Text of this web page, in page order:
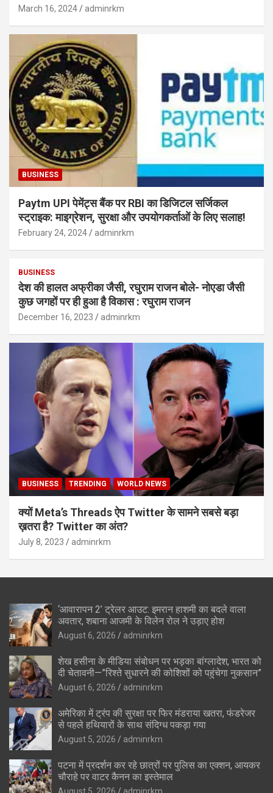
March 16, 2024 adminrkm
BUSINESS
Paytm UPI पेमेंट्स बैंक पर RBI का डिजिटल सर्जिकल
स्ट्राइक: माइग्रेशन, सुरक्षा और उपयोगकर्ताओं के लिए सलाह!
February 24, 2024 adminrkm
BUSINESS
देश की हालत अफ्रीका जैसी, रघुराम राजन बोले- नोएडा जैसी
कुछ जगहों पर ही हुआ है विकास : रघुराम राजन
December 16, 2023 adminrkm
BUSINESS TRENDING WORLD NEWS
क्यों Meta’s Threads ऐप Twitter के सामने सबसे बड़ा
ख़तरा है? Twitter का अंत?
July 8, 2023 adminrkm
‘आवारापन 2’ ट्रेलर आउट: इमरान हाशमी का बदले वाला
अवतार, शबाना आजमी के विलेन रोल ने उड़ाए होश
August 6, 2026 adminrkm
शेख हसीना के मीडिया संबोधन पर भड़का बांग्लादेश, भारत को
दी चेतावनी—”रिश्ते सुधारने की कोशिशों को पहुंचेगा नुकसान”
August 6, 2026 adminrkm
अमेरिका में ट्रंप की सुरक्षा पर फिर मंडराया खतरा, फंडरेजर
से पहले हथियारों के साथ संदिग्ध पकड़ा गया
August 5, 2026 adminrkm
पटना में प्रदर्शन कर रहे छात्रों पर पुलिस का एक्शन, आयकर
चौराहे पर वाटर कैनन का इस्तेमाल